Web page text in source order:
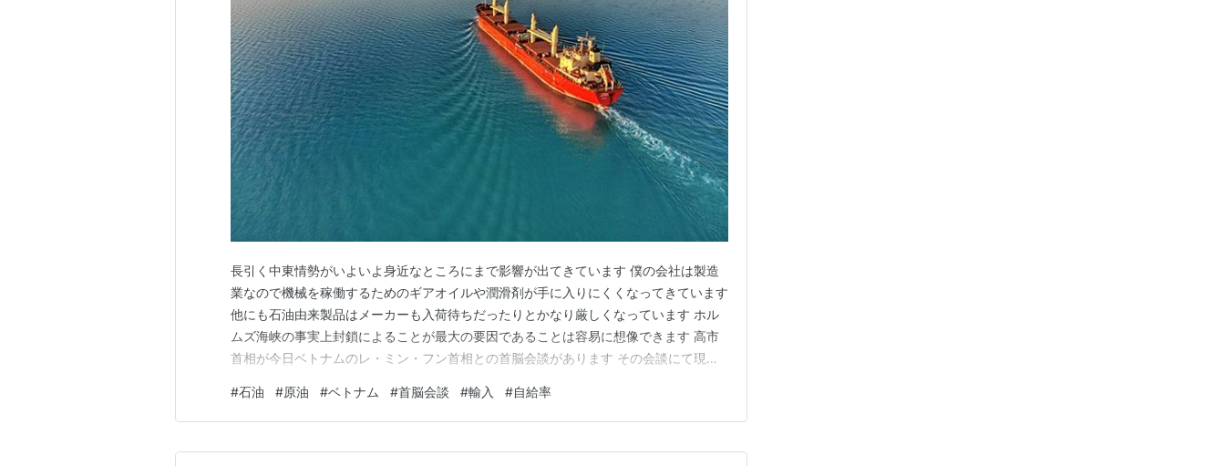
長引く中東情勢がいよいよ身近なところにまで影響が出てきています 僕の会社は製造
業なので機械を稼働するためのギアオイルや潤滑剤が手に入りにくくなってきています
他にも石油由来製品はメーカーも入荷待ちだったりとかなり厳しくなっています ホル
ムズ海峡の事実上封鎖によることが最大の要因であることは容易に想像できます 高市
首相が今日ベトナムのレ・ミン・フン首相との首脳会談があります その会談にて現地
ドル（約1.5兆円）のエネルギー調達を巡る金融支援枠組み「パワーアジア」の第１号
案件です 支援策ではベトナム国営石油が運営する「…
#石油 #原油 #ベトナム #首脳会談 #輸入 #自給率